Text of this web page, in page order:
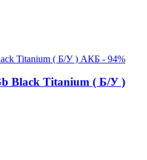
Black Titanium ( Б/У )